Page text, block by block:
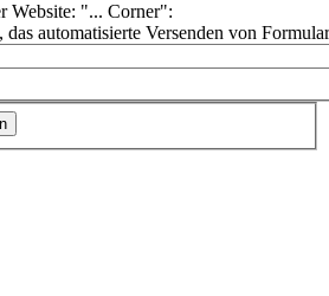
Website: "... Corner":
das automatisierte Versenden von